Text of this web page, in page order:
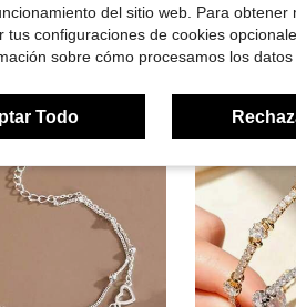
del sitio web. Para obtener
configuraciones de cookies
sobre cómo procesamos los datos
Todo